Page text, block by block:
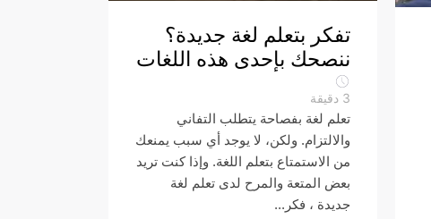
تفكر بتعلم لغة جديدة؟
ننصحك بإحدى هذه اللغات
3 دقيقة
تعلم لغة بفصاحة يتطلب التفاني
والالتزام. ولكن، لا يوجد أي سبب يمنعك
من الاستمتاع بتعلم اللغة. وإذا كنت تريد
بعض المتعة والمرح لدى تعلم لغة
جديدة ، فكر...